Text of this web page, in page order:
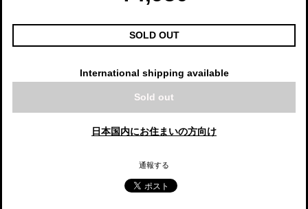
SOLD OUT
International shipping available
Sold out
日本国内にお住まいの方向け
通報する